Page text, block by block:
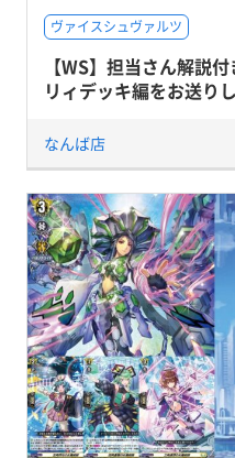
ヴァイスシュヴァルツ
【WS】担当さん解説
リィデッキ編をお送り
なんば店